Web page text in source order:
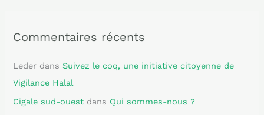
Commentaires récents
Leder dans Suivez le coq, une initiative citoyenne de
Vigilance Halal
Cigale sud-ouest dans Qui sommes-nous ?